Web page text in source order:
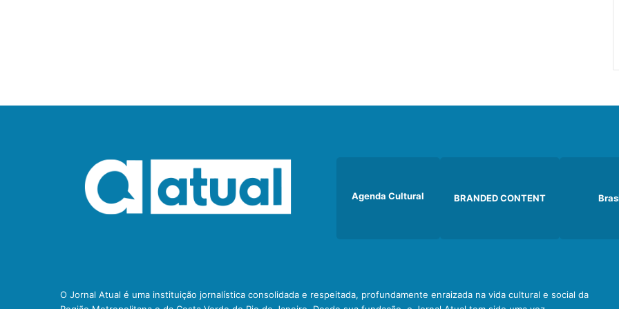
Agenda Cultural BRANDED CONTENT
O Jornal Atual é uma instituição jornalística consolidada e respeitada, profundamente enraizada na vida cultural e social da